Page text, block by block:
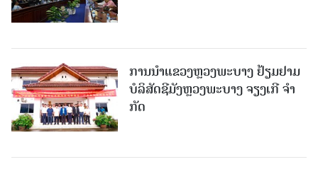
ການນຳແຂວງຫຼວງພະບາງ ຢ້ຽມ​ຢາມ
ບໍ​ລິ​ສັດຊີມັງຫຼວງພະບາງ ຈຽງເກີ ຈໍາ
ກັດ